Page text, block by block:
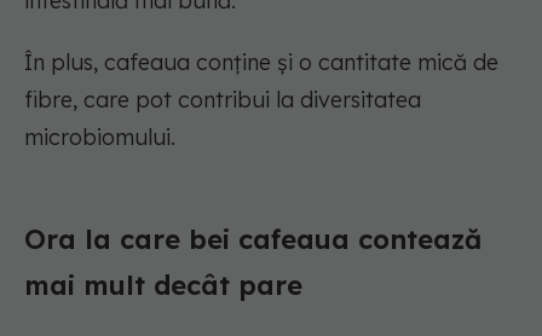
În plus, cafeaua conține și o cantitate mică de
fibre, care pot contribui la diversitatea
microbiomului.
Ora la care bei cafeaua contează
mai mult decât pare